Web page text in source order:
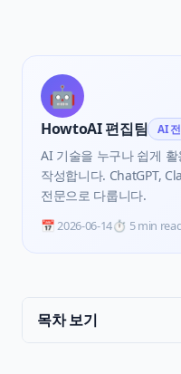
🤖
HowtoAI 편집팀 AI
AI 기술을 누구나 쉽게
작성합니다. ChatGPT,
전문으로 다룹니다.
📅2026-06-14⏱️ 5 min
목차 보기